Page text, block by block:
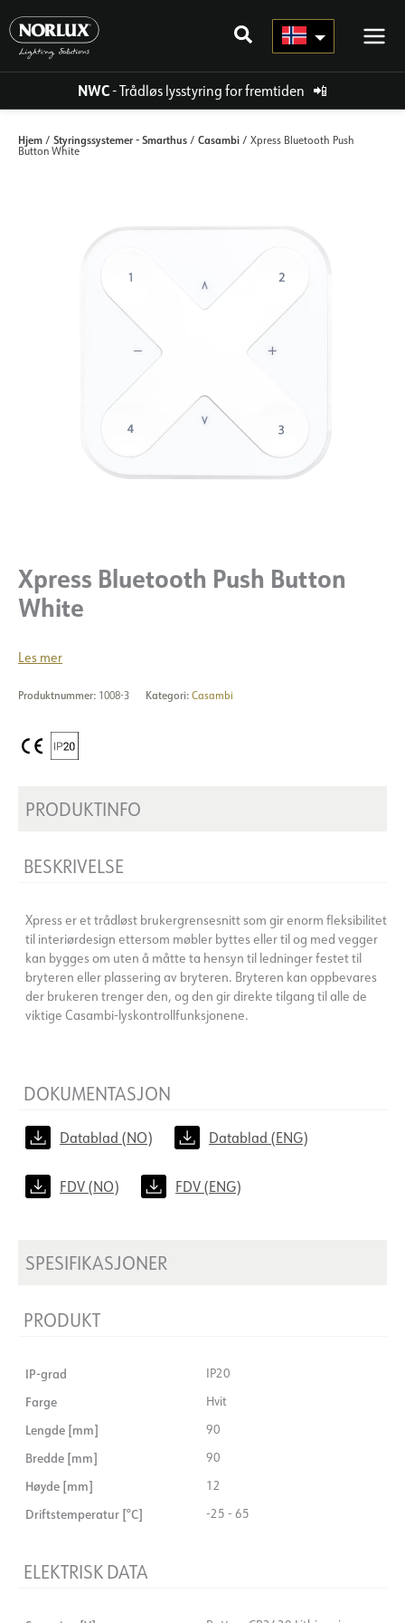
rett
innholdet
NWC- Trådløs lysstyring for fremtiden 📲
Hjem / Styringssystemer - Smarthus / Casambi / Xpress Bluetooth Push
Button White
Xpress Bluetooth Push Button
White
Les mer
Produktnummer: 1008-3 Kategori: Casambi
PRODUKTINFO
BESKRIVELSE
Xpress er et trådløst brukergrensesnitt som gir enorm fleksibilitet
til interiørdesign ettersom møbler byttes eller til og med vegger
kan bygges om uten å måtte ta hensyn til ledninger festet til
bryteren eller plassering av bryteren. Bryteren kan oppbevares
der brukeren trenger den, og den gir direkte tilgang til alle de
viktige Casambi-lyskontrollfunksjonene.
DOKUMENTASJON
Datablad (NO) Datablad (ENG)
FDV (NO) FDV (ENG)
SPESIFIKASJONER
PRODUKT
IP-grad IP20
Farge Hvit
Lengde [mm] 90
Bredde [mm] 90
Høyde [mm] 12
Driftstemperatur [°C] -25 - 65
ELEKTRISK DATA